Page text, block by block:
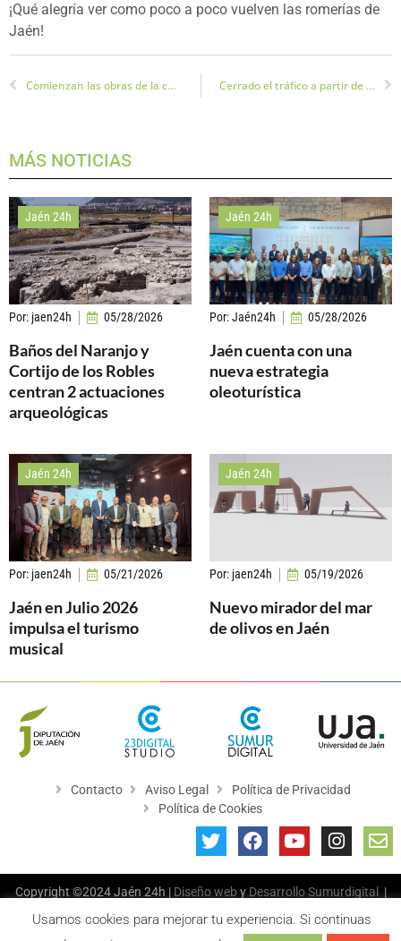
¡Qué alegría ver como poco a poco vuelven las romerías de
Jaén!
Comienzan las obras de la calle Canarias y Castilla y León Cerrado el tráfico a partir de hoy en la calle Álamos
MÁS NOTICIAS
Jaén 24h
Por: jaen24h 05/28/2026
Baños del Naranjo y
Cortijo de los Robles
centran 2 actuaciones
arqueológicas
Jaén 24h
Por:Jaén24h 05/28/2026
Jaén cuenta con una
nueva estrategia
oleoturística
Jaén 24h
Por: jaen24h 05/21/2026
Jaén en Julio 2026
impulsa el turismo
musical
Jaén 24h
Por: jaen24h 05/19/2026
Nuevo mirador del mar
de olivos en Jaén
Contacto Aviso Legal
Política de Privacidad
Política de Cookies
Copyright ©2024 Jaén 24h | Diseño weby Desarrollo Sumurdigital
|
Usamos cookies para mejorar tu experiencia. Si continuas